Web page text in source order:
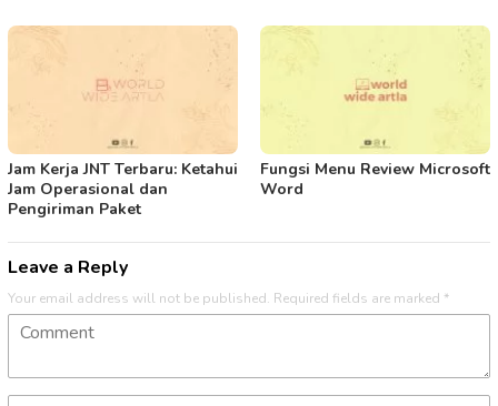
Jam Kerja JNT Terbaru: Ketahui
Jam Operasional dan
Pengiriman Paket
Fungsi Menu Review Microsoft
Word
Leave a Reply
Your email address will not be published. Required fields are marked *